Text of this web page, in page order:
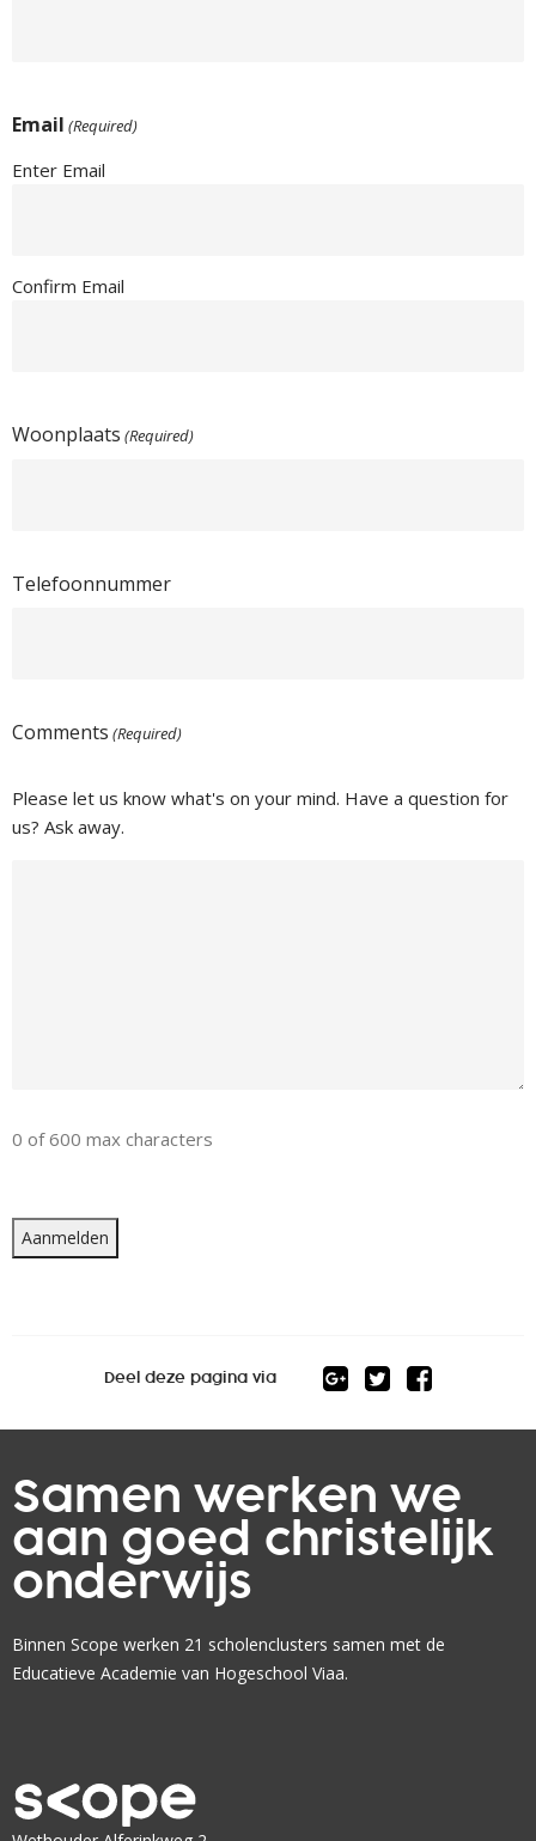
Email (Required)
Enter Email
Confirm Email
Woonplaats (Required)
Telefoonnummer
Comments (Required)
Please let us know what's on your mind. Have a question for
us? Ask away.
0 of 600 max characters
Deel deze pagina via
Samen werken we
aan goed christelijk
onderwijs
Binnen Scope werken 21 scholenclusters samen met de
Educatieve Academie van Hogeschool Viaa.